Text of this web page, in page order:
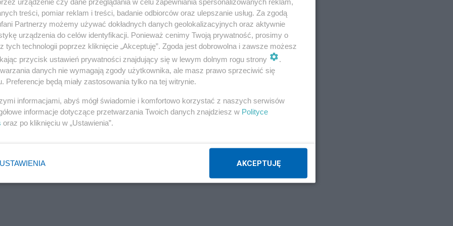
się dzieje w rozproszonej terytorialnie monarchii
tak jak się to dzieje w państwach. Przemoc
innych. Wszelkie ludzkie wspólnoty powinny być
są tylko państwa. To są wyjątki, ale wyjątkowo
opartego o przemoc nie oznacza likwidacji
jest likwidacją wspólnot ludzkich.
antyutopia. To nie działa i nie może działać.Dwa tysiące
tych eksperymentów z państwami i imperiami. To się
My wolimy wolność, różnorodność, mobilność,
jest o
Grzegorz GPS Świderski
treści, pomiar reklam i treści, badanie odbiorców oraz ulepszanie usług. Za zgodą
Partnerzy możemy używać dokładnych danych geolokalizacyjnych oraz aktywnie
urządzenia do celów identyfikacji. Ponieważ cenimy Twoją prywatność, prosimy o
tych technologii poprzez kliknięcie „Akceptuję”. Zgoda jest dobrowolna i zawsze możesz
przycisk ustawień prywatności znajdujący się w lewym dolnym rogu strony
.
danych nie wymagają zgody użytkownika, ale masz prawo sprzeciwić się
Preferencje będą miały zastosowania tylko na tej witrynie.
informacjami, abyś mógł świadomie i komfortowo korzystać z naszych serwisów
informacje dotyczące przetwarzania Twoich danych znajdziesz w Polityce
oraz po kliknięciu w „Ustawienia”.
USTAWIENIA AKCEPTUJĘ